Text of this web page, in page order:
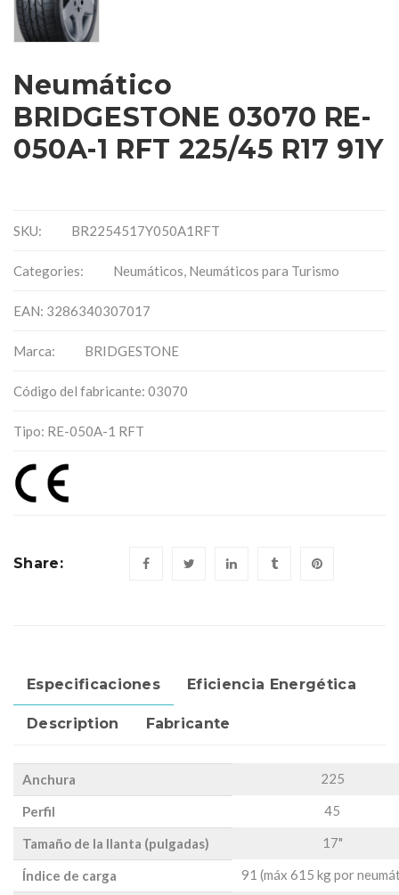
Neumático
BRIDGESTONE 03070 RE-
050A-1 RFT 225/45 R17 91Y
SKU: BR2254517Y050A1RFT
Categories: Neumáticos, Neumáticos para Turismo
EAN: 3286340307017
Marca: BRIDGESTONE
Código del fabricante: 03070
Tipo: RE-050A-1 RFT
Share:
Especificaciones Eficiencia Energética
Description Fabricante
Anchura 225
Perfil 45
Tamaño de la llanta (pulgadas) 17"
Índice de carga 91 (máx 615 kg por